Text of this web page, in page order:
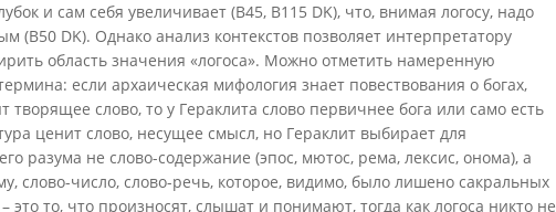
и сам себя увеличивает (В45, В115 DK), что, внимая логосу, надо
(В50 DK). Однако анализ контекстов позволяет интерпретатору
область значения «логоса». Можно отметить намеренную
если архаическая мифология знает повествования о богах,
творящее слово, то у Гераклита слово первичнее бога или само есть
ценит слово, несущее смысл, но Гераклит выбирает для
разума не слово-содержание (эпос, мютос, рема, лексис, онома), а
слово-число, слово-речь, которое, видимо, было лишено сакральных
это то, что произносят, слышат и понимают, тогда как логоса никто не